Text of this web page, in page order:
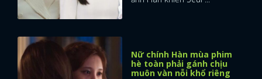
Nữ chính Hàn mùa phim
hè toàn phải gánh chịu
muôn vàn nỗi khổ riêng